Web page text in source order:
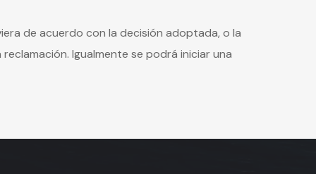
de acuerdo con la decisión adoptada, o la
Igualmente se podrá iniciar una